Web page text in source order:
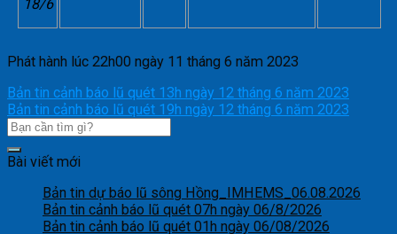
18/6
Phát hành lúc 22h00 ngày 11 tháng 6 năm 2023
Bản tin cảnh báo lũ quét 13h ngày 12 tháng 6 năm 2023
Bản tin cảnh báo lũ quét 19h ngày 12 tháng 6 năm 2023
Bài viết mới
Bản tin dự báo lũ sông Hồng_IMHEMS_06.08.2026
Bản tin cảnh báo lũ quét 07h ngày 06/8/2026
Bản tin cảnh báo lũ quét 01h ngày 06/08/2026